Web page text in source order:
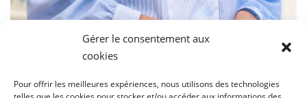
Gérer le consentement aux
cookies
Pour offrir les meilleures expériences, nous utilisons des technologies